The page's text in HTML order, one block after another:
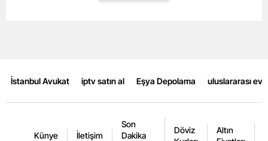
Kocaeli
Kütahya
İstanbul Avukat iptv satın al Eşya Depolama uluslararası
Künye İletişim
Son
Dakika
Döviz
Altın